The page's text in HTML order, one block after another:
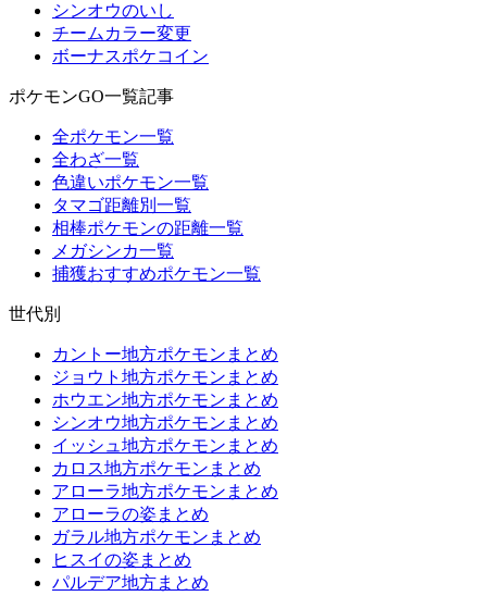
シンオウのいし
チームカラー変更
ボーナスポケコイン
ポケモンGO一覧記事
全ポケモン一覧
全わざ一覧
色違いポケモン一覧
タマゴ距離別一覧
相棒ポケモンの距離一覧
メガシンカ一覧
捕獲おすすめポケモン一覧
世代別
カントー地方ポケモンまとめ
ジョウト地方ポケモンまとめ
ホウエン地方ポケモンまとめ
シンオウ地方ポケモンまとめ
イッシュ地方ポケモンまとめ
カロス地方ポケモンまとめ
アローラ地方ポケモンまとめ
アローラの姿まとめ
ガラル地方ポケモンまとめ
ヒスイの姿まとめ
パルデア地方まとめ